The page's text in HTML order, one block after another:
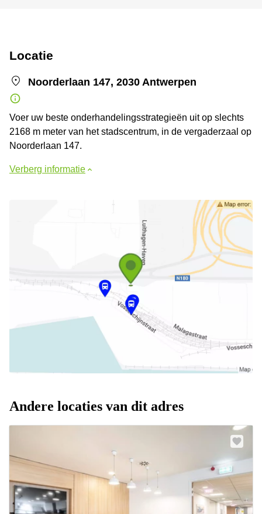
Locatie
Noorderlaan 147, 2030 Antwerpen
Voer uw beste onderhandelingsstrategieën uit op slechts
2168 m meter van het stadscentrum, in de vergaderzaal op
Noorderlaan 147.
Verberg informatie
Andere locaties van dit adres